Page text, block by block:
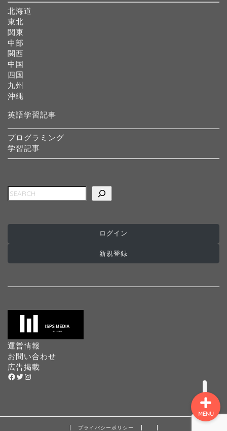
北海道
東北
関東
中部
関西
中国
四国
九州
沖縄
英語学習記事
プログラミング
学習記事
検索
ログイン
新規登録
運営情報
お問い合わせ
広告掲載
Facebook Twitter Instagram
プライバシーポリシー
MENU
ール